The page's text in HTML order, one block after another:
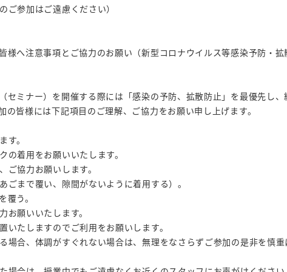
ご参加はご遠慮ください）
へ注意事項とご協力のお願い（新型コロナウイルス等感染予防・拡
セミナー）を開催する際には「感染の予防、拡散防止」を最優先し、
皆様には下記項目のご理解、ご協力をお願い申し上げます。
す。
の着用をお願いいたします。
ご協力お願いします。
ごまで覆い、隙間がないように着用する）。
覆う。
お願いいたします。
いたしますのでご利用をお願いします。
場合、体調がすぐれない場合は、無理をなさらずご参加の是非を慎